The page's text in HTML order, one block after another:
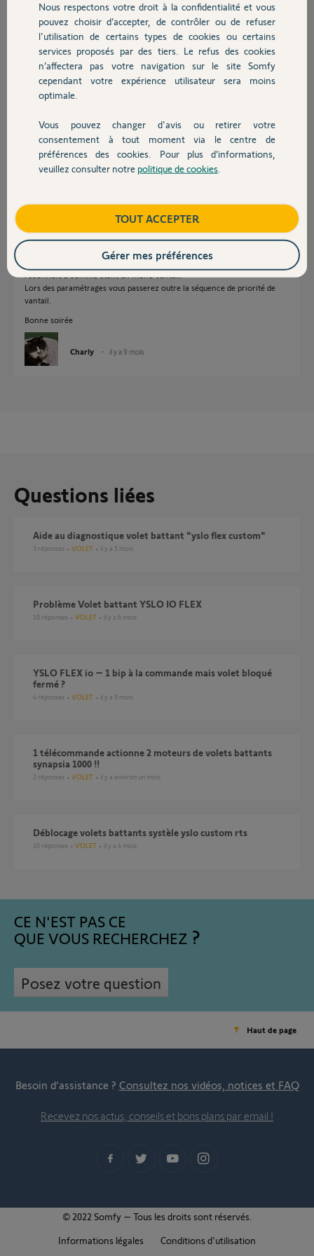
Chauffage
Autres produits
Devis avec un pro
Contact
2.1) mais sur le modèle Flex il n'y a pas d'écran
ni de boutons de commande pour appliquer
cette procédure.
Merci pour votre aide pour le modèle flex ou la reparation des
Customs
Cordialement
Yves L.
il y a 9 mois
Participer au fil de discussion
Réponses
Il suffit de ne pas raccorder le moteur esclave et l'électronique le
reconnaitra comme étant un mono vantail.
Lors des paramétrages vous passerez outre la séquence de priorité de
vantail.
Bonne soirée
Charly il y a 9 mois
Questions liées
Aide au diagnostique volet battant "yslo flex custom"
3 réponses VOLET il y a 5 mois
Problème Volet battant YSLO IO FLEX
10 réponses VOLET il y a 6 mois
YSLO FLEX io – 1 bip à la commande mais volet bloqué
fermé ?
4 réponses VOLET il y a 9 mois
1 télécommande actionne 2 moteurs de volets battants
synapsia 1000 !!
2 réponses VOLET il y a environ un mois
Déblocage volets battants systèle yslo custom rts
10 réponses VOLET il y a 4 mois
CE N'EST PAS CE
QUE VOUS RECHERCHEZ
Posez votre question
Haut de page
Besoin d’assistance ? Consultez nos vidéos, notices et FAQ
Recevez nos actus, conseils et bons plans par email !
© 2022 Somfy – Tous les droits sont réservés.
Informations légales
Conditions d'utilisation
Nous respectons votre droit à la confidentialité et vous
pouvez choisir d’accepter, de contrôler ou de refuser
l'utilisation de certains types de cookies ou certains
services proposés par des tiers. Le refus des cookies
n’affectera pas votre navigation sur le site Somfy
cependant votre expérience utilisateur sera moins
optimale.
Vous pouvez changer d'avis ou retirer votre
consentement à tout moment via le centre de
préférences des cookies. Pour plus d’informations,
veuillez consulter notre politique de cookies
TOUT ACCEPTER
Gérer mes préférences